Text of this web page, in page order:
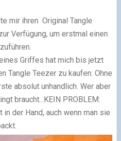
mir ihren Original Tangle
Verfügung, um erstmal einen
Griffes hat mich bis jetzt
Tangle Teezer zu kaufen. Ohne
absolut unhandlich. Wer aber
braucht...KEIN PROBLEM:
der Hand, auch wenn man sie